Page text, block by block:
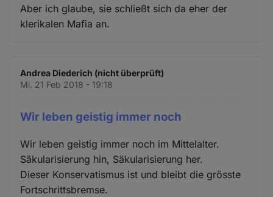
Aber ich glaube, sie schließt sich da eher der
klerikalen Mafia an.
Andrea Diederich (nicht überprüft)
Mi. 21 Feb 2018 - 19:18
Wir leben geistig immer noch
Wir leben geistig immer noch im Mittelalter.
Säkularisierung hin, Säkularisierung her.
Dieser Konservatismus ist und bleibt die grösste
Fortschrittsbremse.